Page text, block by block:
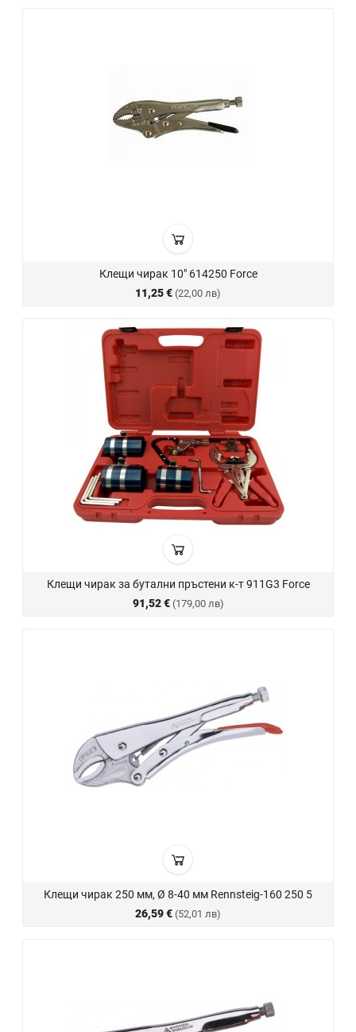
Клещи чирак 10" 614250 Force
11,25 € (22,00 лв)
Клещи чирак за бутални пръстени к-т 911G3 Force
91,52 € (179,00 лв)
Клещи чирак 250 мм, Ø 8-40 мм Rennsteig-160 250 5
26,59 € (52,01 лв)